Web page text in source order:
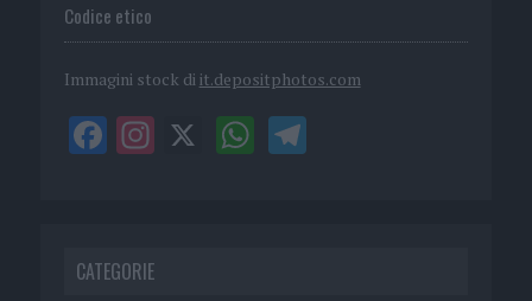
Codice etico
Immagini stock di it.depositphotos.com
CATEGORIE